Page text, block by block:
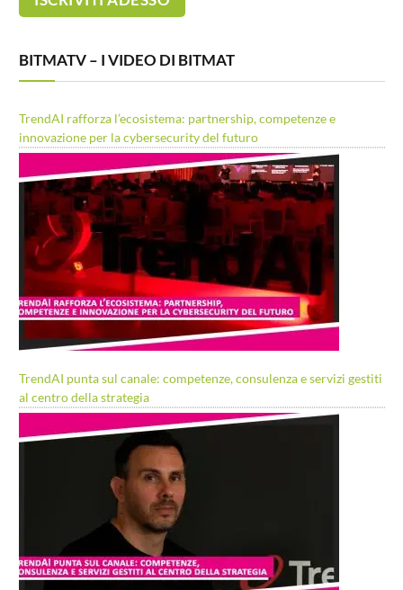
BITMATV – I VIDEO DI BITMAT
TrendAI rafforza l’ecosistema: partnership, competenze e
innovazione per la cybersecurity del futuro
TrendAI punta sul canale: competenze, consulenza e servizi gestiti
al centro della strategia